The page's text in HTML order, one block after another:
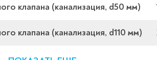
клапана (канализация, d50 мм)
клапана (канализация, d110 мм)